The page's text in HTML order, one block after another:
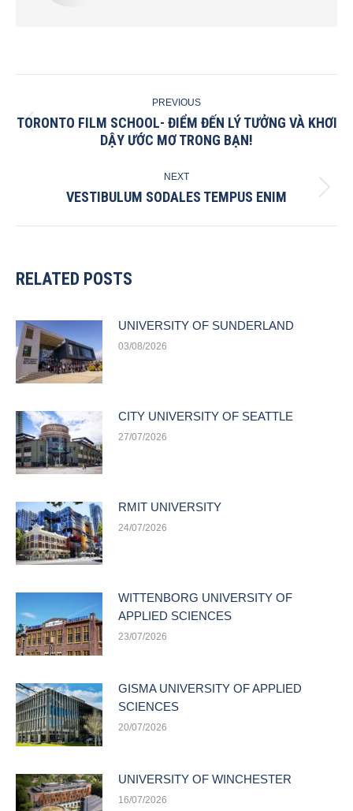
NAVIGATION
PREVIOUS
Previous
post:
TORONTO FILM SCHOOL- ĐIỂM ĐẾN LÝ TƯỞNG VÀ KHƠI
DẬY ƯỚC MƠ TRONG BẠN!
NEXT
Next
VESTIBULUM SODALES TEMPUS ENIM
RELATED POSTS
UNIVERSITY OF SUNDERLAND
03/08/2026
CITY UNIVERSITY OF SEATTLE
27/07/2026
RMIT UNIVERSITY
24/07/2026
WITTENBORG UNIVERSITY OF
APPLIED SCIENCES
23/07/2026
GISMA UNIVERSITY OF APPLIED
SCIENCES
20/07/2026
UNIVERSITY OF WINCHESTER
16/07/2026